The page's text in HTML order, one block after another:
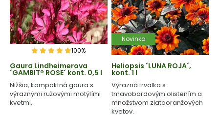
100%
Gaura Lindheimerova
´GAMBIT® ROSE´ kont. 0,5 l
Nižšia, kompaktná gaura s
výraznými ružovými motýlími
kvetmi.
Novinka
Heliopsis ´LUNA ROJA´,
kont. 1 l
Výrazná trvalka s
tmavobordovým olistením a
množstvom zlatooranžových
kvetov.